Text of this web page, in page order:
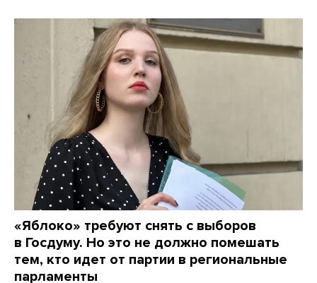
«Яблоко» требуют снять с выборов
в Госдуму. Но это не должно помешать
тем, кто идет от партии в региональные
парламенты